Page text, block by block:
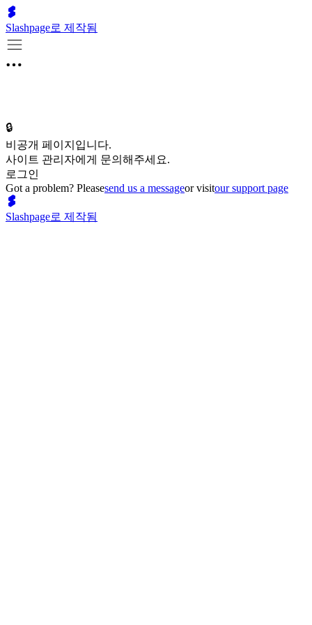
Slashpage로 제작됨
🔒
비공개 페이지입니다.
사이트 관리자에게 문의해주세요.
로그인
Got a problem? Pleasesend us a messageor visitour support page
Slashpage로 제작됨